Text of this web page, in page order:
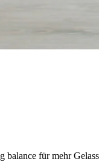
für mehr